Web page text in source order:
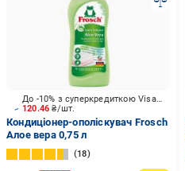
120.46₴/шт.
До -10% з суперкредиткою Visa Вигода
Кондиціонер-ополіскувач Frosch
Алое вера 0,75 л
18